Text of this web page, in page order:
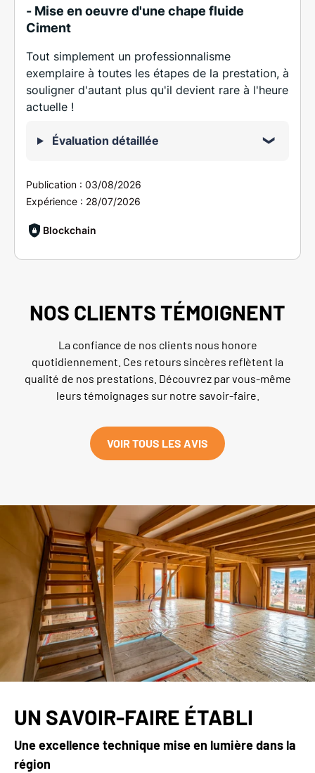
- Mise en oeuvre d'une chape fluide
Ciment
Tout simplement un professionnalisme
exemplaire à toutes les étapes de la prestation, à
souligner d'autant plus qu'il devient rare à l'heure
actuelle !
Évaluation détaillée
Publication : 03/08/2026
Expérience : 28/07/2026
Blockchain
NOS CLIENTS TÉMOIGNENT
La confiance de nos clients nous honore
quotidiennement. Ces retours sincères reflètent la
qualité de nos prestations. Découvrez par vous-même
leurs témoignages sur notre savoir-faire.
VOIR TOUS LES AVIS
UN SAVOIR-FAIRE ÉTABLI
Une excellence technique mise en lumière dans la
région